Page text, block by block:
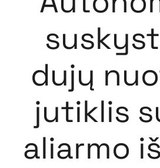
dujų
jutiklis
aliarmo